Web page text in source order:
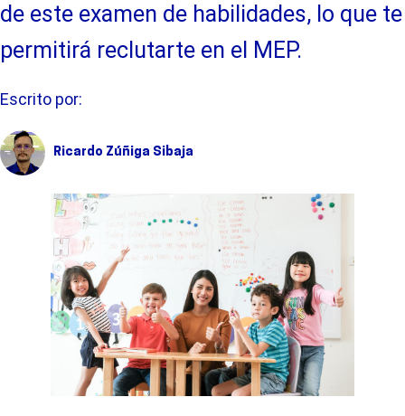
de este examen de habilidades, lo que te
permitirá reclutarte en el MEP.
Escrito por:
Ricardo Zúñiga Sibaja